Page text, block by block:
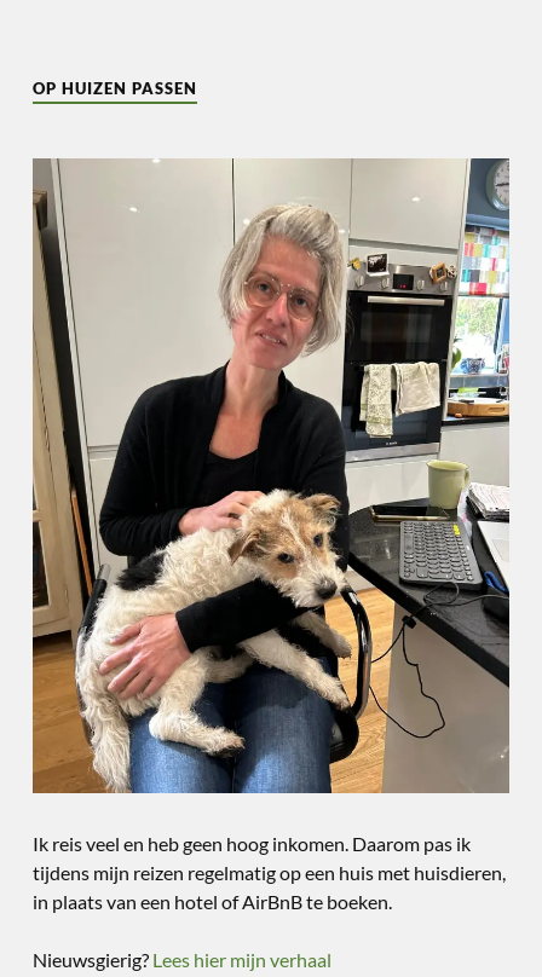
OP HUIZEN PASSEN
Ik reis veel en heb geen hoog inkomen. Daarom pas ik
tijdens mijn reizen regelmatig op een huis met huisdieren,
in plaats van een hotel of AirBnB te boeken.
Nieuwsgierig? Lees hier mijn verhaal